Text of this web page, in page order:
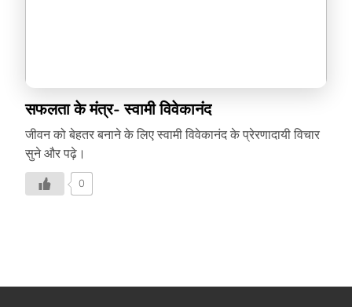
सफलता के मंत्र- स्वामी विवेकानंद
जीवन को बेहतर बनाने के लिए स्वामी विवेकानंद के प्रेरणादायी विचार
सुने और पढ़े।
0